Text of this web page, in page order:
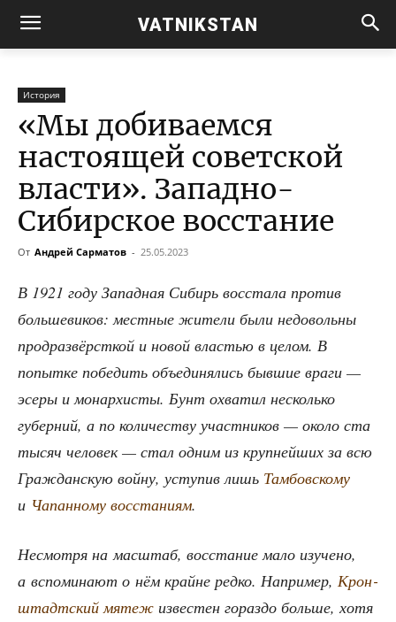
VATNIKSTAN
История
«Мы добиваемся
настоящей советской
власти». Западно-
Сибирское восстание
От Андрей Сарматов - 25.05.2023
В 1921 году Запад­ная Сибирь вос­ста­ла про­тив
боль­ше­ви­ков: мест­ные жите­ли были недо­воль­ны
прод­раз­вёрст­кой и новой вла­стью в целом. В
попыт­ке побе­дить объ­еди­ня­лись быв­шие вра­ги —
эсе­ры и монар­хи­сты. Бунт охва­тил несколь­ко
губер­ний, а по коли­че­ству участ­ни­ков — око­ло ста
тысяч чело­век — стал одним из круп­ней­ших за всю
Граж­дан­скую вой­ну, усту­пив лишь Там­бов­ско­му
и Чапан­но­му вос­ста­ни­ям.
Несмот­ря на мас­штаб, вос­ста­ние мало изу­че­но,
а вспо­ми­на­ют о нём крайне ред­ко. Напри­мер, Крон­
штадт­ский мятеж изве­стен гораз­до боль­ше, хотя